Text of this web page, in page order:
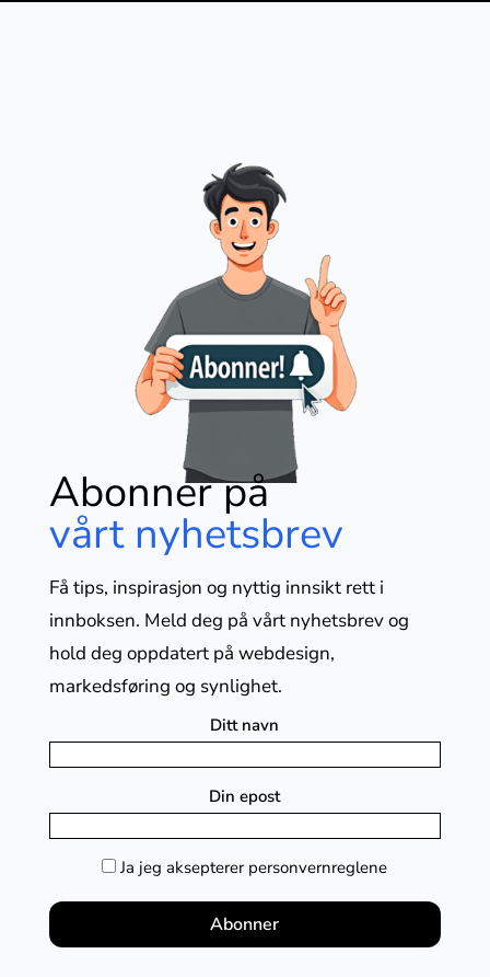
Abonner på
vårt nyhetsbrev
Få tips, inspirasjon og nyttig innsikt rett i
innboksen. Meld deg på vårt nyhetsbrev og
hold deg oppdatert på webdesign,
markedsføring og synlighet.
Ditt navn
Din epost
Ja jeg aksepterer personvernreglene